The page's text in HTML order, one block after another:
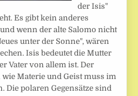
der Isis"
Es gibt kein anderes
wenn der alte Salomo nicht
unter der Sonne", wären
Isis bedeutet die Mutter
Vater von allem ist. Der
Materie und Geist muss im
polaren Gegensätze sind